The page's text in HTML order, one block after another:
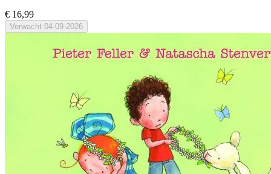
€ 16,99
Verwacht 04-09-2026